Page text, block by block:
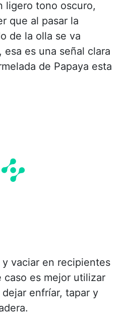
ligero tono oscuro,
que al pasar la
de la olla se va
esa es una señal clara
de Papaya esta
vaciar en recipientes
caso es mejor utilizar
enfríar, tapar y